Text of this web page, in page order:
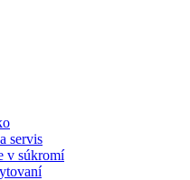
servis
v súkromí